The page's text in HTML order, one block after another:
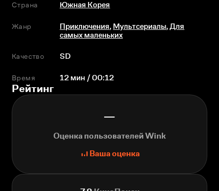
Страна
Южная Корея
Жанр Приключения, Мультсериалы,Для
самых маленьких
Качество SD
Время 12 мин / 00:12
Рейтинг
—
Оценка пользователей Wink
Ваша оценка